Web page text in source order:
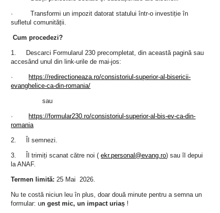
· Transformi un impozit datorat statului într-o investiție în
sufletul comunității.
Cum procedezi?
1. Descarci Formularul 230 precompletat, din această pagină sau
accesând unul din link-urile de mai-jos:
·
https://redirectioneaza.ro/consistoriul-superior-al-bisericii-
evanghelice-ca-din-romania/
sau
·
https://formular230.ro/consistoriul-superior-al-bis-ev-ca-din-
romania
2. Îl semnezi.
3. Îl trimiți scanat către noi (ekr.personal@evang.ro) sau îl depui
la ANAF.
Termen limită: 25 Mai 2026.
Nu te costă niciun leu în plus, doar două minute pentru a semna un
formular: un gest mic, un impact uriaș !